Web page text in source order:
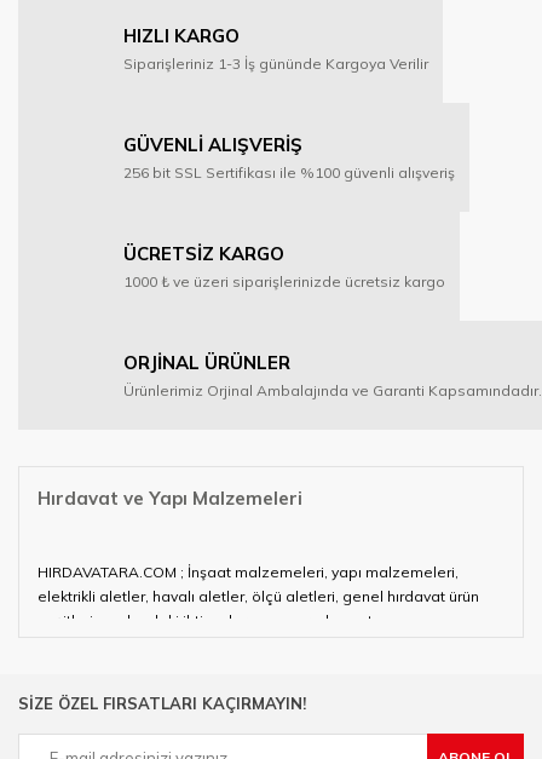
HIZLI KARGO
Siparişleriniz 1-3 İş gününde Kargoya Verilir
GÜVENLİ ALIŞVERİŞ
256 bit SSL Sertifikası ile %100 güvenli alışveriş
ÜCRETSİZ KARGO
1000 ₺ ve üzeri siparişlerinizde ücretsiz kargo
ORJİNAL ÜRÜNLER
Ürünlerimiz Orjinal Ambalajında ve Garanti Kapsamındadır.
Hırdavat ve Yapı Malzemeleri
HIRDAVATARA.COM ; İnşaat malzemeleri, yapı malzemeleri,
elektrikli aletler, havalı aletler, ölçü aletleri, genel hırdavat ürün
çeşitleri ve alandaki ihtiyaçlarınızın neredeyse tamamını
çalışan HIRDAVATARA.COM geniş ürün yelpazesi ile siz değerli
SİZE ÖZEL FIRSATLARI KAÇIRMAYIN!